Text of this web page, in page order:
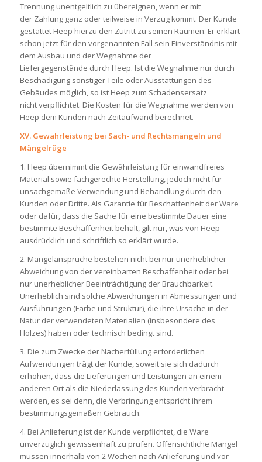
Trennung unentgeltlich zu übereignen, wenn er mit
der Zahlung ganz oder teilweise in Verzug kommt. Der Kunde
gestattet Heep hierzu den Zutritt zu seinen Räumen. Er erklärt
schon jetzt für den vorgenannten Fall sein Einverständnis mit
dem Ausbau und der Wegnahme der
Liefergegenstände durch Heep. Ist die Wegnahme nur durch
Beschädigung sonstiger Teile oder Ausstattungen des
Gebäudes möglich, so ist Heep zum Schadensersatz
nicht verpflichtet. Die Kosten für die Wegnahme werden von
Heep dem Kunden nach Zeitaufwand berechnet.
XV. Gewährleistung bei Sach- und Rechtsmängeln und
Mängelrüge
1. Heep übernimmt die Gewährleistung für einwandfreies
Material sowie fachgerechte Herstellung, jedoch nicht für
unsachgemäße Verwendung und Behandlung durch den
Kunden oder Dritte. Als Garantie für Beschaffenheit der Ware
oder dafür, dass die Sache für eine bestimmte Dauer eine
bestimmte Beschaffenheit behält, gilt nur, was von Heep
ausdrücklich und schriftlich so erklärt wurde.
2. Mängelansprüche bestehen nicht bei nur unerheblicher
Abweichung von der vereinbarten Beschaffenheit oder bei
nur unerheblicher Beeinträchtigung der Brauchbarkeit.
Unerheblich sind solche Abweichungen in Abmessungen und
Ausführungen (Farbe und Struktur), die ihre Ursache in der
Natur der verwendeten Materialien (insbesondere des
Holzes) haben oder technisch bedingt sind.
3. Die zum Zwecke der Nacherfüllung erforderlichen
Aufwendungen trägt der Kunde, soweit sie sich dadurch
erhöhen, dass die Lieferungen und Leistungen an einem
anderen Ort als die Niederlassung des Kunden verbracht
werden, es sei denn, die Verbringung entspricht ihrem
bestimmungsgemäßen Gebrauch.
4. Bei Anlieferung ist der Kunde verpflichtet, die Ware
unverzüglich gewissenhaft zu prüfen. Offensichtliche Mängel
müssen innerhalb von 2 Wochen nach Anlieferung und vor